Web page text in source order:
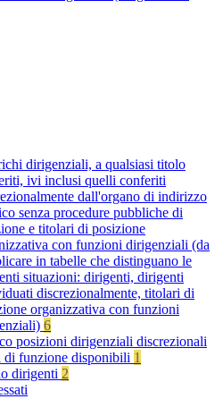
dirigenziali, a qualsiasi titolo
ivi inclusi quelli conferiti
dall'organo di indirizzo
senza procedure pubbliche di
e titolari di posizione
con funzioni dirigenziali (da
in tabelle che distinguano le
situazioni: dirigenti, dirigenti
discrezionalmente, titolari di
organizzativa con funzioni
6
posizioni dirigenziali discrezionali
di funzione disponibili 1
dirigenti 2